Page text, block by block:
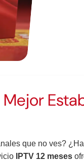
Mejor
que no ves?
IPTV 12 meses